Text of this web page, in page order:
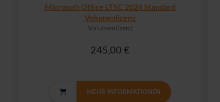
Microsoft Office LTSC 2024 Standard
Volumenlizenz
Volumenlizenz
245,00 €
MEHR INFORMATIONEN